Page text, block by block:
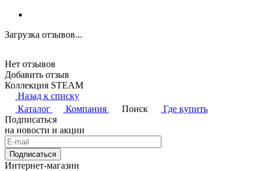
Загрузка отзывов...
Нет отзывов
Добавить отзыв
Коллекция STEAM
Назад к списку
Каталог
Компания Поиск
Где купить
Подписаться
на новости и акции
Подписаться
Интернет-магазин